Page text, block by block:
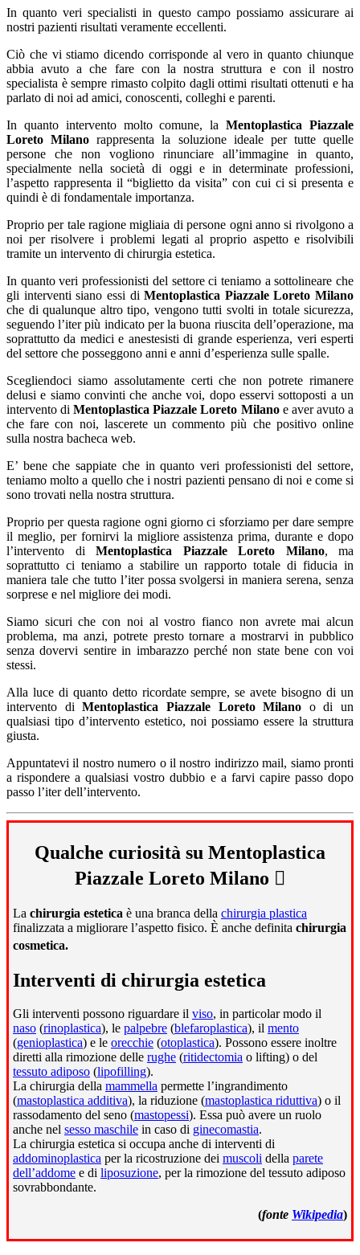
In quanto veri specialisti in questo campo possiamo assicurare ai
nostri pazienti risultati veramente eccellenti.
Ciò che vi stiamo dicendo corrisponde al vero in quanto chiunque
abbia avuto a che fare con la nostra struttura e con il nostro
specialista è sempre rimasto colpito dagli ottimi risultati ottenuti e ha
parlato di noi ad amici, conoscenti, colleghi e parenti.
In quanto intervento molto comune, laMentoplastica Piazzale
Loreto Milano rappresenta la soluzione ideale per tutte quelle
persone che non vogliono rinunciare all’immagine in quanto,
specialmente nella società di oggi e in determinate professioni,
l’aspetto rappresenta il “biglietto da visita” con cui ci si presenta e
quindi è di fondamentale importanza.
Proprio per tale ragione migliaia di persone ogni anno si rivolgono a
noi per risolvere i problemi legati al proprio aspetto e risolvibili
tramite un intervento di chirurgia estetica.
In quanto veri professionisti del settore ci teniamo a sottolineare che
gli interventi siano essi diMentoplastica Piazzale Loreto Milano
che di qualunque altro tipo, vengono tutti svolti in totale sicurezza,
seguendo l’iter più indicato per la buona riuscita dell’operazione, ma
soprattutto da medici e anestesisti di grande esperienza, veri esperti
del settore che posseggono anni e anni d’esperienza sulle spalle.
Scegliendoci siamo assolutamente certi che non potrete rimanere
delusi e siamo convinti che anche voi, dopo esservi sottoposti a un
intervento diMentoplastica Piazzale Loreto Milanoe aver avuto a
che fare con noi, lascerete un commento più che positivo online
sulla nostra bacheca web.
E’ bene che sappiate che in quanto veri professionisti del settore,
teniamo molto a quello che i nostri pazienti pensano di noi e come si
sono trovati nella nostra struttura.
Proprio per questa ragione ogni giorno ci sforziamo per dare sempre
il meglio, per fornirvi la migliore assistenza prima, durante e dopo
l’intervento di Mentoplastica Piazzale Loreto Milano, ma
soprattutto ci teniamo a stabilire un rapporto totale di fiducia in
maniera tale che tutto l’iter possa svolgersi in maniera serena, senza
sorprese e nel migliore dei modi.
Siamo sicuri che con noi al vostro fianco non avrete mai alcun
problema, ma anzi, potrete presto tornare a mostrarvi in pubblico
senza dovervi sentire in imbarazzo perché non state bene con voi
stessi.
Alla luce di quanto detto ricordate sempre, se avete bisogno di un
intervento diMentoplastica Piazzale Loreto Milano o di un
qualsiasi tipo d’intervento estetico, noi possiamo essere la struttura
giusta.
Appuntatevi il nostro numero o il nostro indirizzo mail, siamo pronti
a rispondere a qualsiasi vostro dubbio e a farvi capire passo dopo
passo l’iter dell’intervento.
Qualche curiosità su Mentoplastica
Piazzale Loreto Milano
La chirurgia estetica è una branca della chirurgia plastica
finalizzata a migliorare l’aspetto fisico. È anche definita chirurgia
cosmetica.
Interventi di chirurgia estetica
Gli interventi possono riguardare il viso, in particolar modo il
naso (rinoplastica), le palpebre (blefaroplastica), il mento
(genioplastica) e le orecchie (otoplastica). Possono essere inoltre
diretti alla rimozione delle rughe (ritidectomia o lifting) o del
tessuto adiposo (lipofilling).
La chirurgia della mammella permette l’ingrandimento
(mastoplastica additiva), la riduzione (mastoplastica riduttiva) o il
rassodamento del seno (mastopessi). Essa può avere un ruolo
anche nel sesso maschile in caso di ginecomastia.
La chirurgia estetica si occupa anche di interventi di
addominoplastica per la ricostruzione dei muscoli della parete
dell’addome e di liposuzione, per la rimozione del tessuto adiposo
sovrabbondante.
(fonte Wikipedia)